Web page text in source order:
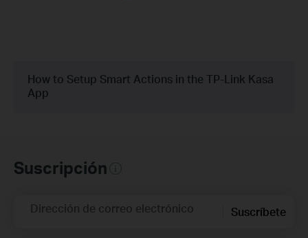
How to Setup Smart Actions in the TP-Link Kasa
App
Suscripción
Dirección de correo electrónico Suscríbete